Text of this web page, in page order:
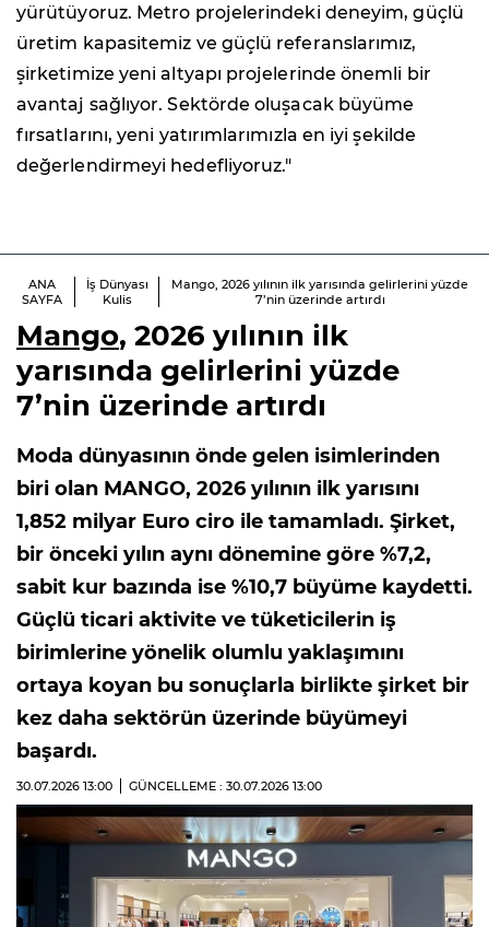
yürütüyoruz. Metro projelerindeki deneyim, güçlü
üretim kapasitemiz ve güçlü referanslarımız,
şirketimize yeni altyapı projelerinde önemli bir
avantaj sağlıyor. Sektörde oluşacak büyüme
fırsatlarını, yeni yatırımlarımızla en iyi şekilde
değerlendirmeyi hedefliyoruz."
ANA
SAYFA
İş Dünyası
Kulis
Mango, 2026 yılının ilk yarısında gelirlerini yüzde
7’nin üzerinde artırdı
Mango, 2026 yılının ilk
yarısında gelirlerini yüzde
7’nin üzerinde artırdı
Moda dünyasının önde gelen isimlerinden
biri olan MANGO, 2026 yılının ilk yarısını
1,852 milyar Euro ciro ile tamamladı. Şirket,
bir önceki yılın aynı dönemine göre %7,2,
sabit kur bazında ise %10,7 büyüme kaydetti.
Güçlü ticari aktivite ve tüketicilerin iş
birimlerine yönelik olumlu yaklaşımını
ortaya koyan bu sonuçlarla birlikte şirket bir
kez daha sektörün üzerinde büyümeyi
başardı.
30.07.2026 13:00 GÜNCELLEME : 30.07.2026 13:00